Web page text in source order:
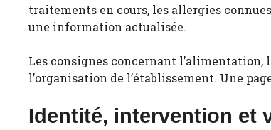
traitements en cours, les allergies
une information actualisée.
Les consignes concernant l’alimentation,
l’organisation de l’établissement. Une
Identité, intervention et